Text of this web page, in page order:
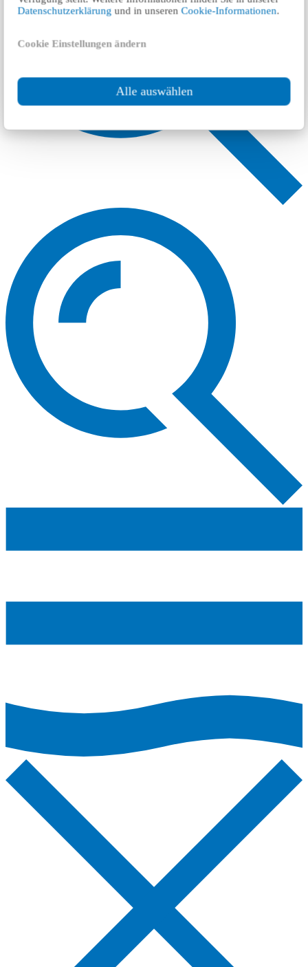
Datenschutzerklärung und in unserenCookie-Informationen.
Cookie Einstellungen ändern
Alle auswählen